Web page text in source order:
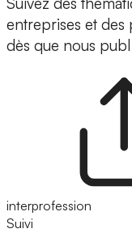
entreprises et
dès que nous
interprofession
Suivi